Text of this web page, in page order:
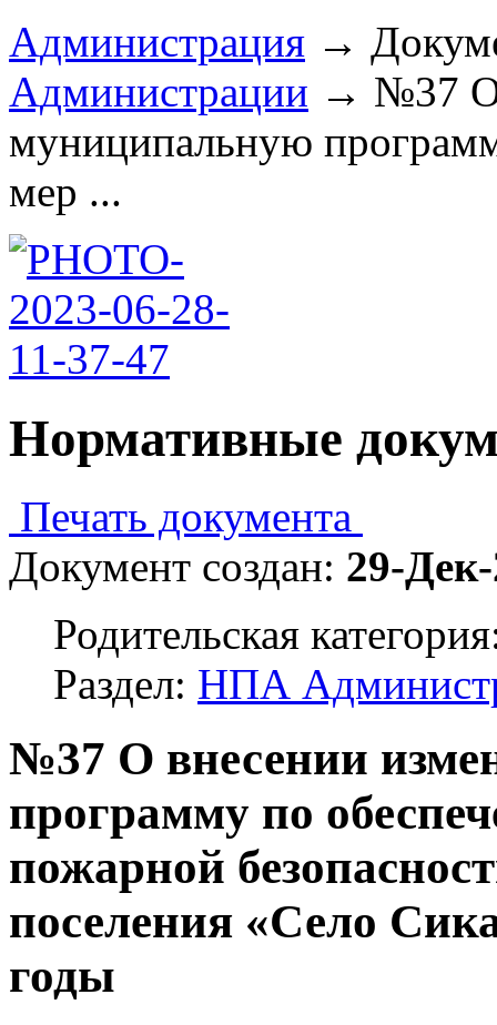
Администрация →
Администрации → №37 О
муниципальную
мер ...
Нормативные
Печать документа
Документ создан: 29-
Родительская
Раздел: НПА
№37 О внесении
программу по
пожарной
поселения «Село
годы